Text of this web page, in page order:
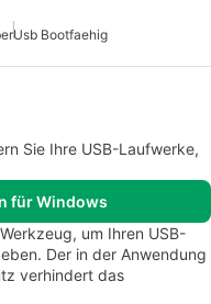
Usb Bootfaehig
Sie Ihre USB-Laufwerke,
für Windows
um Ihren USB-
Der in der Anwendung
verhindert das